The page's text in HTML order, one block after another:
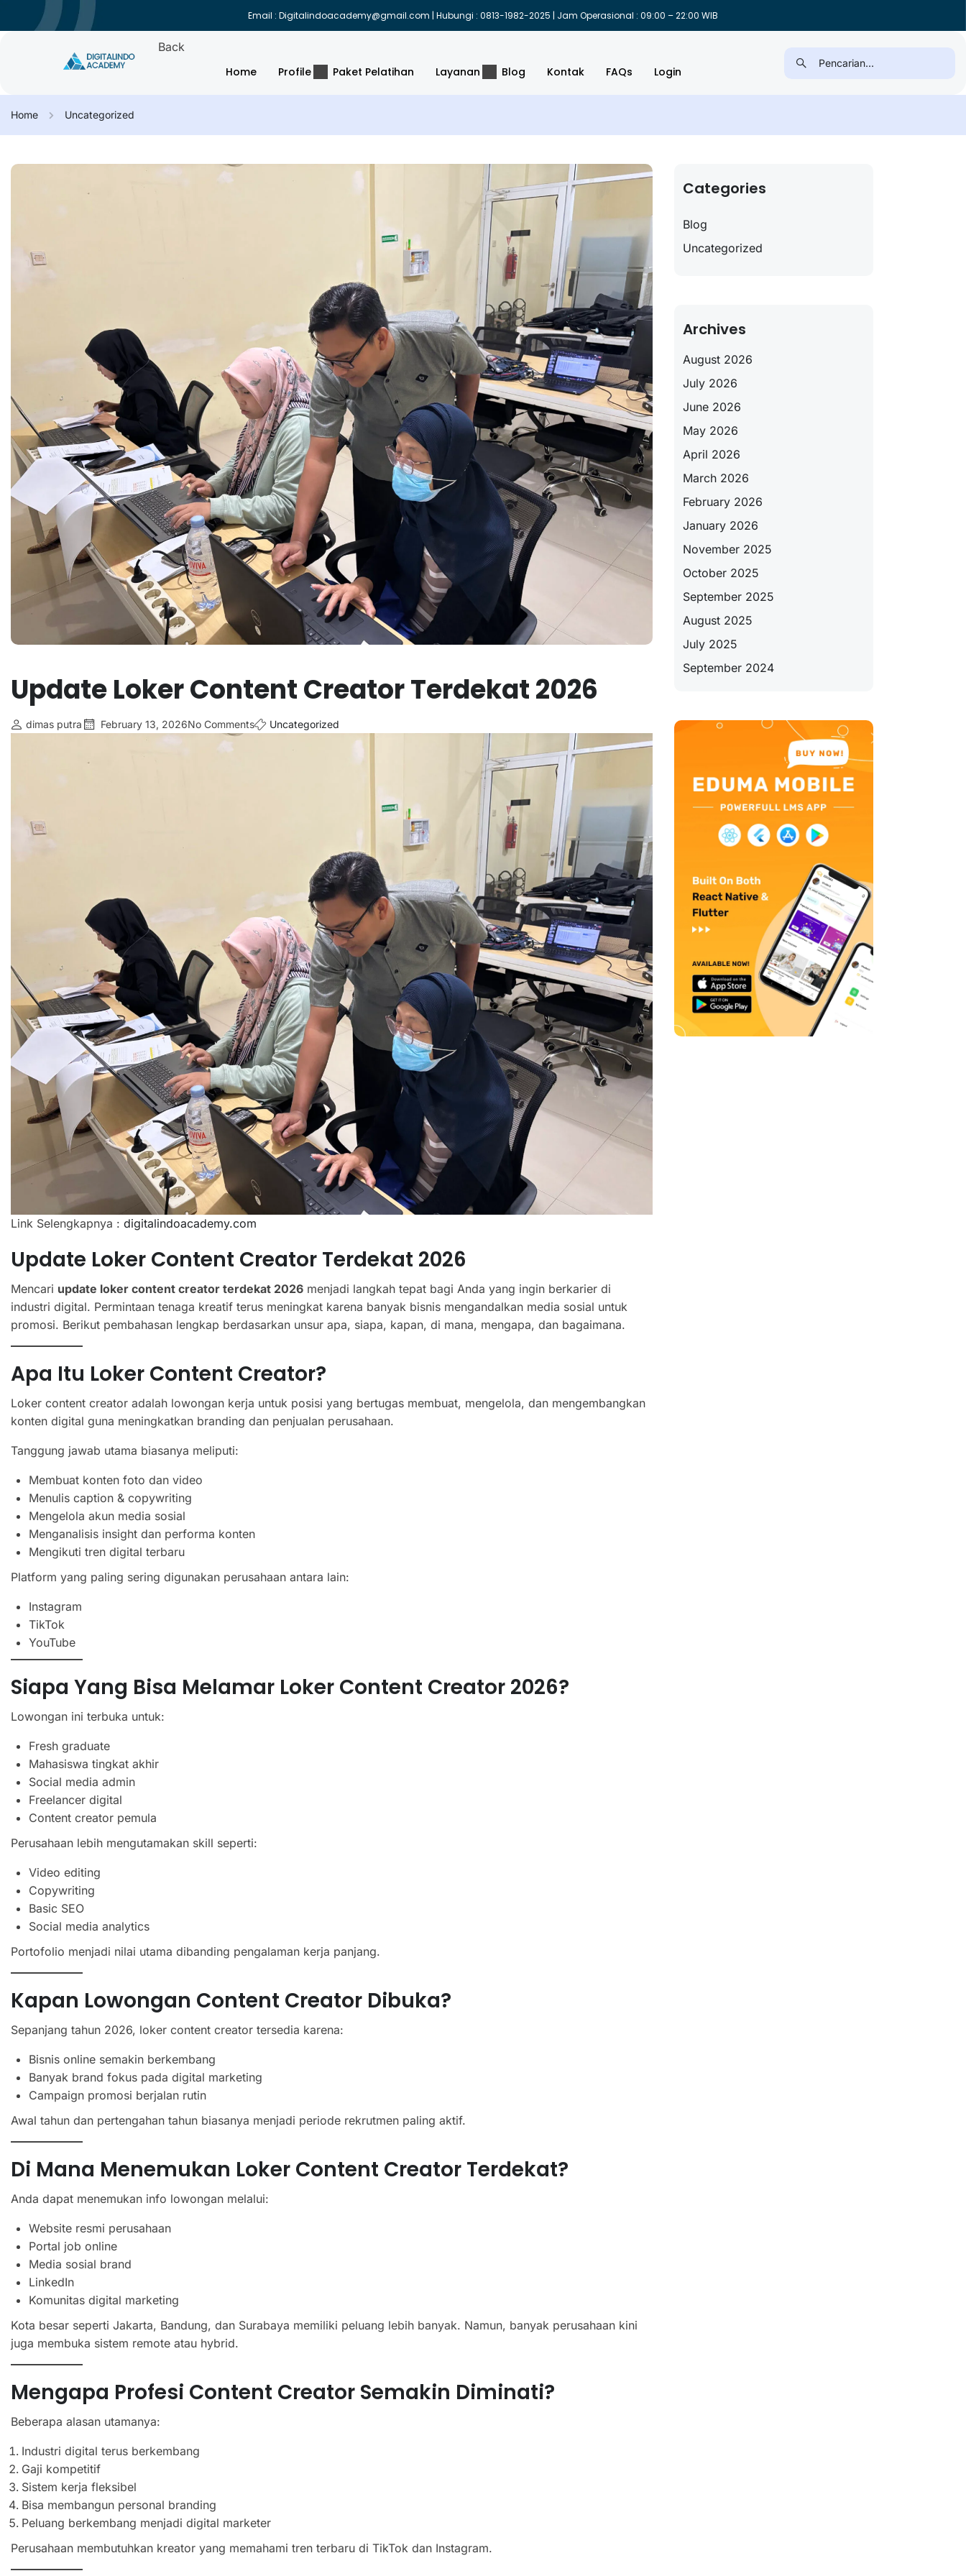
Email : Digitalindoacademy@gmail.com | Hubungi : 0813-1982-2025 | Jam Operasional : 09:00 – 22:00 WIB
Back
Home
Profile Paket Pelatihan Layanan Blog Kontak FAQs Login
Home Uncategorized
Update Loker Content Creator Terdekat 2026
dimas putra February 13, 2026No Comments Uncategorized
Link Selengkapnya : digitalindoacademy.com
Update Loker Content Creator Terdekat 2026
Mencari update loker content creator terdekat 2026 menjadi langkah tepat bagi Anda yang ingin berkarier di
industri digital. Permintaan tenaga kreatif terus meningkat karena banyak bisnis mengandalkan media sosial untuk
promosi. Berikut pembahasan lengkap berdasarkan unsur apa, siapa, kapan, di mana, mengapa, dan bagaimana.
Apa Itu Loker Content Creator?
Loker content creator adalah lowongan kerja untuk posisi yang bertugas membuat, mengelola, dan mengembangkan
konten digital guna meningkatkan branding dan penjualan perusahaan.
Tanggung jawab utama biasanya meliputi:
Membuat konten foto dan video
Menulis caption & copywriting
Mengelola akun media sosial
Menganalisis insight dan performa konten
Mengikuti tren digital terbaru
Platform yang paling sering digunakan perusahaan antara lain:
Instagram
TikTok
YouTube
Siapa Yang Bisa Melamar Loker Content Creator 2026?
Lowongan ini terbuka untuk:
Fresh graduate
Mahasiswa tingkat akhir
Social media admin
Freelancer digital
Content creator pemula
Perusahaan lebih mengutamakan skill seperti:
Video editing
Copywriting
Basic SEO
Social media analytics
Portofolio menjadi nilai utama dibanding pengalaman kerja panjang.
Kapan Lowongan Content Creator Dibuka?
Sepanjang tahun 2026, loker content creator tersedia karena:
Bisnis online semakin berkembang
Banyak brand fokus pada digital marketing
Campaign promosi berjalan rutin
Awal tahun dan pertengahan tahun biasanya menjadi periode rekrutmen paling aktif.
Di Mana Menemukan Loker Content Creator Terdekat?
Anda dapat menemukan info lowongan melalui:
Website resmi perusahaan
Portal job online
Media sosial brand
LinkedIn
Komunitas digital marketing
Kota besar seperti Jakarta, Bandung, dan Surabaya memiliki peluang lebih banyak. Namun, banyak perusahaan kini
juga membuka sistem remote atau hybrid.
Mengapa Profesi Content Creator Semakin Diminati?
Beberapa alasan utamanya:
Industri digital terus berkembang
Gaji kompetitif
Sistem kerja fleksibel
Bisa membangun personal branding
Peluang berkembang menjadi digital marketer
Perusahaan membutuhkan kreator yang memahami tren terbaru di TikTok dan Instagram.
Categories
Blog
Uncategorized
Archives
August 2026
July 2026
June 2026
May 2026
April 2026
March 2026
February 2026
January 2026
November 2025
October 2025
September 2025
August 2025
July 2025
September 2024